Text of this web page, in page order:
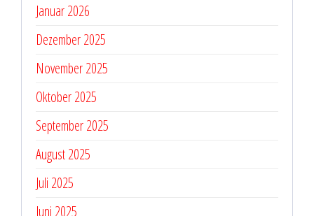
Januar 2026
Dezember 2025
November 2025
Oktober 2025
September 2025
August 2025
Juli 2025
Juni 2025